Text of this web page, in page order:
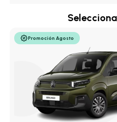
Promoción Agosto